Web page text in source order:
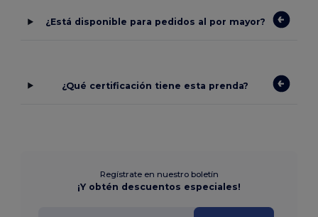
¿Está disponible para pedidos al por mayor?
¿Qué certificación tiene esta prenda?
Regístrate en nuestro boletín
¡Y obtén descuentos especiales!